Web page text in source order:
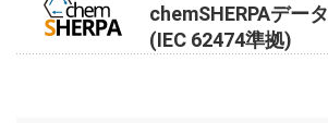
chemSHERPAデータ
(IEC 62474準拠)